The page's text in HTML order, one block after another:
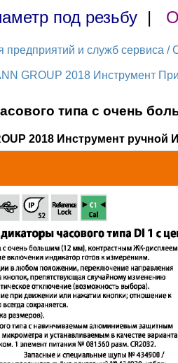
под резьбу |
предприятий и служб сервиса
GROUP 2018 Инструмент
типа с очень
2018 Инструмент